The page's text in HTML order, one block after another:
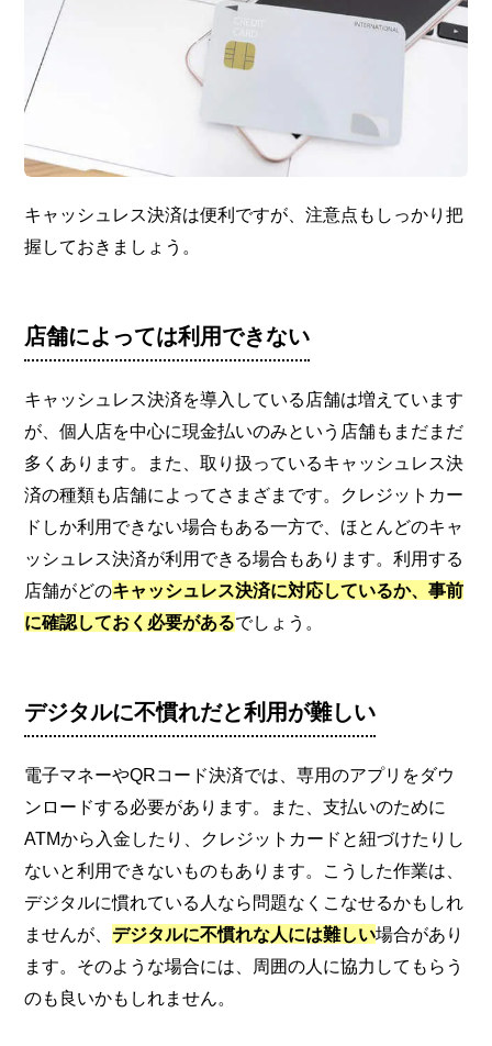
キャッシュレス決済は便利ですが、注意点もしっかり把
握しておきましょう。
店舗によっては利用できない
キャッシュレス決済を導入している店舗は増えています
が、個人店を中心に現金払いのみという店舗もまだまだ
多くあります。また、取り扱っているキャッシュレス決
済の種類も店舗によってさまざまです。クレジットカー
ドしか利用できない場合もある一方で、ほとんどのキャ
ッシュレス決済が利用できる場合もあります。利用する
店舗がどのキャッシュレス決済に対応しているか、事前
に確認しておく必要があるでしょう。
デジタルに不慣れだと利用が難しい
電子マネーやQRコード決済では、専用のアプリをダウ
ンロードする必要があります。また、支払いのために
ATMから入金したり、クレジットカードと紐づけたりし
ないと利用できないものもあります。こうした作業は、
デジタルに慣れている人なら問題なくこなせるかもしれ
ませんが、デジタルに不慣れな人には難しい場合があり
ます。そのような場合には、周囲の人に協力してもらう
のも良いかもしれません。